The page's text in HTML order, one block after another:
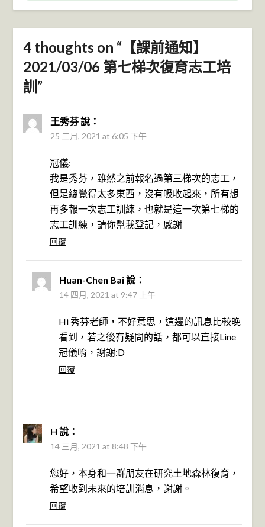
4 thoughts on “【課前通知】
2021/03/06 第七梯次復育志工培
訓 ”
王秀芬說：
25 二月, 2021 at 6:05 下午
冠儀:
我是秀芬，雖然之前報名過第三梯次的志工，
但是總覺得太多東西，沒有吸收起來，所有想
再多報一次志工訓練，也就是這一次第七梯的
志工訓練，請你幫我登記，感謝
回覆
Huan-Chen Bai說：
14 四月, 2021 at 9:47 上午
Hi 秀芬老師，不好意思，這邊的訊息比較晚
看到，若之後有疑問的話，都可以直接Line
冠儀唷，謝謝:D
回覆
H 說：
14 三月, 2021 at 8:48 下午
您好，本身和一群朋友在研究土地森林復育，
希望收到未來的培訓消息，謝謝。
回覆